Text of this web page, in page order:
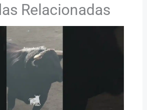
Relacionadas